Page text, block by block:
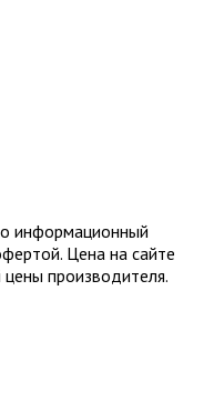
информационный
Цена на сайте
производителя.